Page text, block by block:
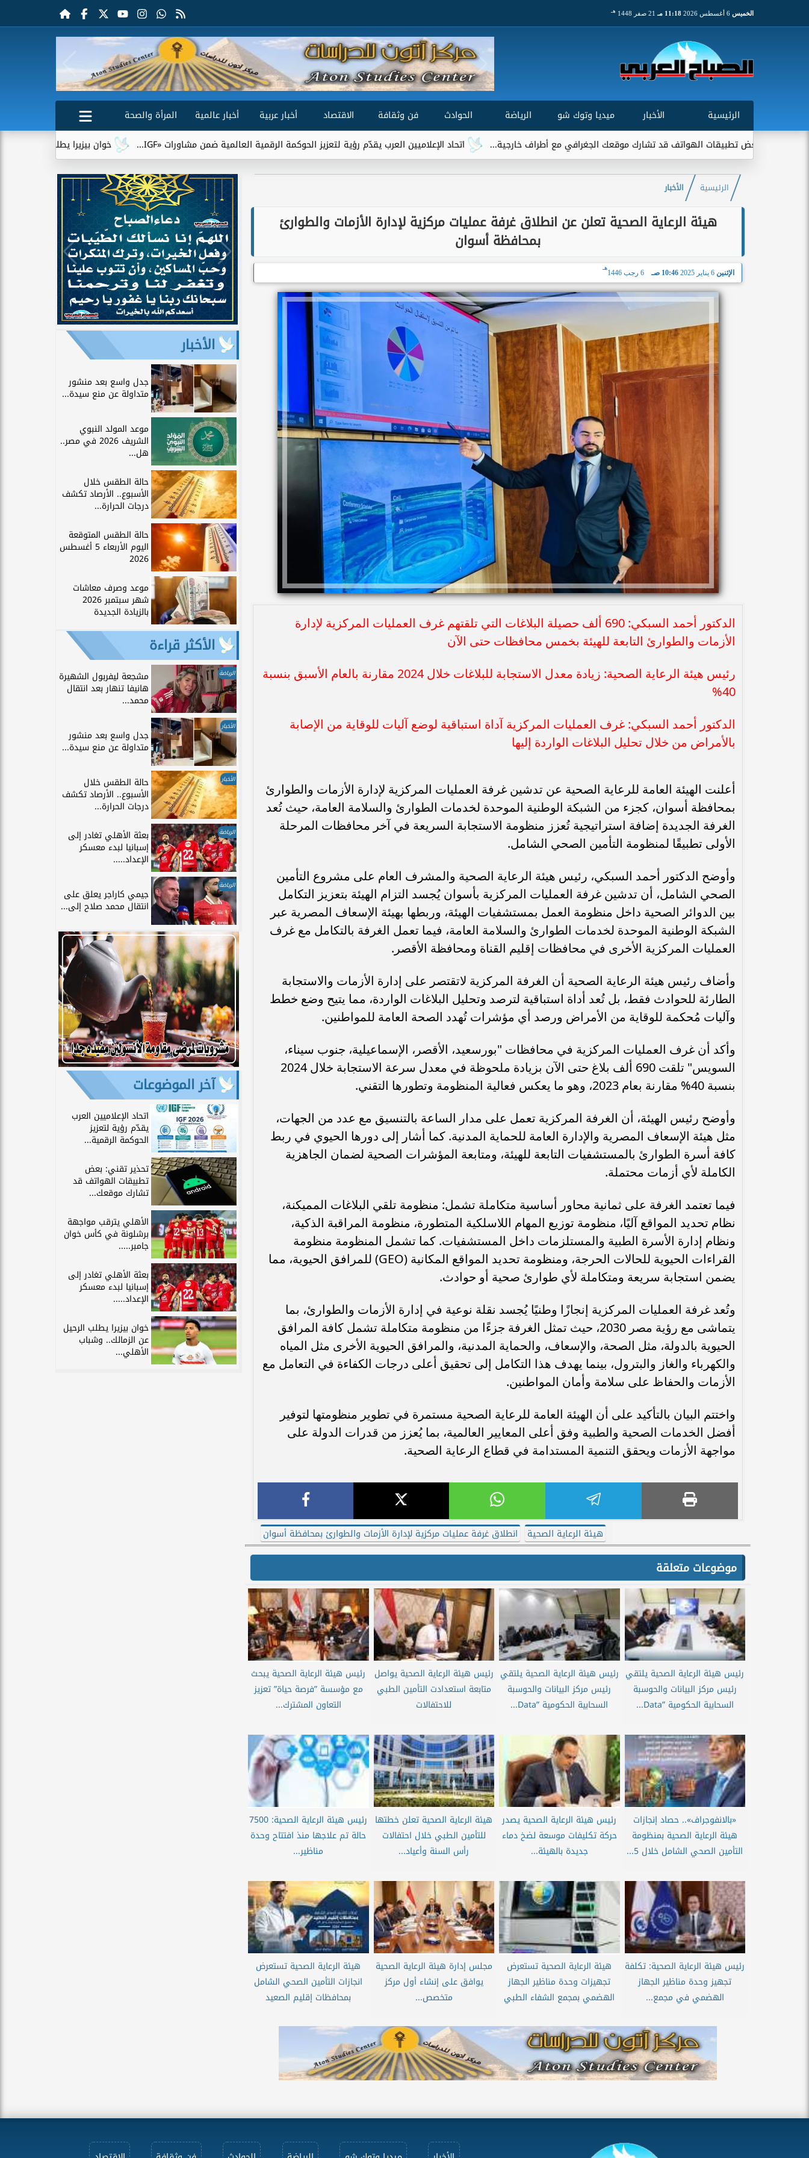
الخميس 11:18 مـ 21 صفر 1448 هـ
الرئيسية الأخبار ميديا وتوك شو الرياضة الحوادث فن وثقافة الاقتصاد أخبار عربية أخبار عالمية
المرأة والصحة
خوان بيزيرا يطلب الرحيل عن الزمالك..
اتحاد الإعلاميين العرب يقدّم رؤية لتعزيز الحوكمة الرقمية العالمية ضمن مشاورات «IGF... تطبيقات الهواتف قد تشارك موقعك الجغرافي مع أطراف خارجية...
الرئيسية الأخبار
هيئة الرعاية الصحية تعلن عن انطلاق غرفة عمليات مركزية لإدارة الأزمات والطوارئ
بمحافظة أسوان
الإثنين 6 يناير 2025 10:46 صـ 6 رجب 1446
هـ
الدكتور أحمد السبكي: 690 ألف حصيلة البلاغات التي تلقتهم غرف العمليات المركزية لإدارة
الأزمات والطوارئ التابعة للهيئة بخمس محافظات حتى الآن
رئيس هيئة الرعاية الصحية: زيادة معدل الاستجابة للبلاغات خلال 2024 مقارنة بالعام الأسبق بنسبة
40%
الدكتور أحمد السبكي: غرف العمليات المركزية آداة استباقية لوضع آليات للوقاية من الإصابة
بالأمراض من خلال تحليل البلاغات الواردة إليها
أعلنت الهيئة العامة للرعاية الصحية عن تدشين غرفة العمليات المركزية لإدارة الأزمات والطوارئ
بمحافظة أسوان، كجزء من الشبكة الوطنية الموحدة لخدمات الطوارئ والسلامة العامة، حيث تُعد
الغرفة الجديدة إضافة استراتيجية تُعزز منظومة الاستجابة السريعة في آخر محافظات المرحلة
الأولى تطبيقًا لمنظومة التأمين الصحي الشامل.
وأوضح الدكتور أحمد السبكي، رئيس هيئة الرعاية الصحية والمشرف العام على مشروع التأمين
الصحي الشامل، أن تدشين غرفة العمليات المركزية بأسوان يُجسد التزام الهيئة بتعزيز التكامل
بين الدوائر الصحية داخل منظومة العمل بمستشفيات الهيئة، وربطها بهيئة الإسعاف المصرية عبر
الشبكة الوطنية الموحدة لخدمات الطوارئ والسلامة العامة، فيما تعمل الغرفة بالتكامل مع غرف
العمليات المركزية الأخرى في محافظات إقليم القناة ومحافظة الأقصر.
وأضاف رئيس هيئة الرعاية الصحية أن الغرفة المركزية لاتقتصر على إدارة الأزمات والاستجابة
الطارئة للحوادث فقط، بل تُعد أداة استباقية لترصد وتحليل البلاغات الواردة، مما يتيح وضع خطط
وآليات مُحكمة للوقاية من الأمراض ورصد أي مؤشرات تُهدد الصحة العامة للمواطنين.
وأكد أن غرف العمليات المركزية في محافظات "بورسعيد، الأقصر، الإسماعيلية، جنوب سيناء،
السويس" تلقت 690 ألف بلاغ حتى الآن بزيادة ملحوظة في معدل سرعة الاستجابة خلال 2024
بنسبة 40% مقارنة بعام 2023، وهو ما يعكس فعالية المنظومة وتطورها التقني.
وأوضح رئيس الهيئة، أن الغرفة المركزية تعمل على مدار الساعة بالتنسيق مع عدد من الجهات،
مثل هيئة الإسعاف المصرية والإدارة العامة للحماية المدنية. كما أشار إلى دورها الحيوي في ربط
كافة أسرة الطوارئ بالمستشفيات التابعة للهيئة، ومتابعة المؤشرات الصحية لضمان الجاهزية
الكاملة لأي أزمات محتملة.
فيما تعتمد الغرفة على ثمانية محاور أساسية متكاملة تشمل: منظومة تلقي البلاغات المميكنة،
نظام تحديد المواقع آليًا، منظومة توزيع المهام اللاسلكية المتطورة، منظومة المراقبة الذكية،
ونظام إدارة الأسرة الطبية والمستلزمات داخل المستشفيات. كما تشمل المنظومة منظومة
القراءات الحيوية للحالات الحرجة، ومنظومة تحديد المواقع المكانية (GEO) للمرافق الحيوية، مما
يضمن استجابة سريعة ومتكاملة لأي طوارئ صحية أو حوادث.
وتُعد غرفة العمليات المركزية إنجازًا وطنيًا يُجسد نقلة نوعية في إدارة الأزمات والطوارئ، بما
يتماشى مع رؤية مصر 2030، حيث تمثل الغرفة جزءًا من منظومة متكاملة تشمل كافة المرافق
الحيوية بالدولة، مثل الصحة، والإسعاف، والحماية المدنية، والمرافق الحيوية الأخرى مثل المياه
والكهرباء والغاز والبترول، بينما يهدف هذا التكامل إلى تحقيق أعلى درجات الكفاءة في التعامل مع
الأزمات والحفاظ على سلامة وأمان المواطنين.
واختتم البيان بالتأكيد على أن الهيئة العامة للرعاية الصحية مستمرة في تطوير منظومتها لتوفير
أفضل الخدمات الصحية والطبية وفق أعلى المعايير العالمية، بما يُعزز من قدرات الدولة على
مواجهة الأزمات ويحقق التنمية المستدامة في قطاع الرعاية الصحية.
هيئة الرعاية الصحية انطلاق غرفة عمليات مركزية لإدارة الأزمات والطوارئ بمحافظة أسوان
موضوعات متعلقة
رئيس هيئة الرعاية الصحية يلتقي
رئيس مركز البيانات والحوسبة
السحابية الحكومية ”Data...
رئيس هيئة الرعاية الصحية يلتقي
رئيس مركز البيانات والحوسبة
السحابية الحكومية ”Data...
رئيس هيئة الرعاية الصحية يواصل
متابعة استعدادت التأمين الطبي
للاحتفالات
رئيس هيئة الرعاية الصحية يبحث
مع مؤسسة ”فرصة حياة” تعزيز
التعاون المشترك...
«بالانفوجراف».. حصاد إنجازات
هيئة الرعاية الصحية بمنظومة
التأمين الصحي الشامل خلال 5...
رئيس هيئة الرعاية الصحية يصدر
حركة تكليفات موسعة لضخ دماء
جديدة بالهيئة...
هيئة الرعاية الصحية تعلن خطتها
للتأمين الطبي خلال احتفالات
رأس السنة وأعياد...
رئيس هيئة الرعاية الصحية: 7500
حالة تم علاجها منذ افتتاح وحدة
مناظير...
رئيس هيئة الرعاية الصحية: تكلفة
تجهيز وحدة مناظير الجهاز
الهضمي في مجمع...
هيئة الرعاية الصحية تستعرض
تجهيزات وحدة مناظير الجهاز
الهضمي بمجمع الشفاء الطبي
مجلس إدارة هيئة الرعاية الصحية
يوافق على إنشاء أول مركز
متخصص...
هيئة الرعاية الصحية تستعرض
انجازات التأمين الصحي الشامل
بمحافظات إقليم الصعيد
الأخبار
جدل واسع بعد منشور
متداولة عن منع سيدة...
موعد المولد النبوي
الشريف 2026 في مصر..
هل...
حالة الطقس خلال
الأسبوع.. الأرصاد تكشف
درجات الحرارة...
حالة الطقس المتوقعة
اليوم الأربعاء 5 أغسطس
2026
موعد وصرف معاشات
شهر سبتمبر 2026
بالزيادة الجديدة
الأكثر قراءة
الرياضة مشجعة ليفربول الشهيرة
هانيفا تنهار بعد انتقال
محمد...
الأخبار
جدل واسع بعد منشور
متداولة عن منع سيدة...
الأخبار حالة الطقس خلال
الأسبوع.. الأرصاد تكشف
درجات الحرارة...
الرياضة بعثة الأهلي تغادر إلى
إسبانيا لبدء معسكر
الإعداد.....
الرياضة
جيمي كاراجر يعلق على
انتقال محمد صلاح إلى...
آخر الموضوعات
اتحاد الإعلاميين العرب
يقدّم رؤية لتعزيز
الحوكمة الرقمية...
تحذير تقني: بعض
تطبيقات الهواتف قد
تشارك موقعك...
الأهلي يترقب مواجهة
برشلونة في كأس خوان
جامبر.....
بعثة الأهلي تغادر إلى
إسبانيا لبدء معسكر
الإعداد.....
خوان بيزيرا يطلب الرحيل
عن الزمالك.. وشباب
الأهلي...